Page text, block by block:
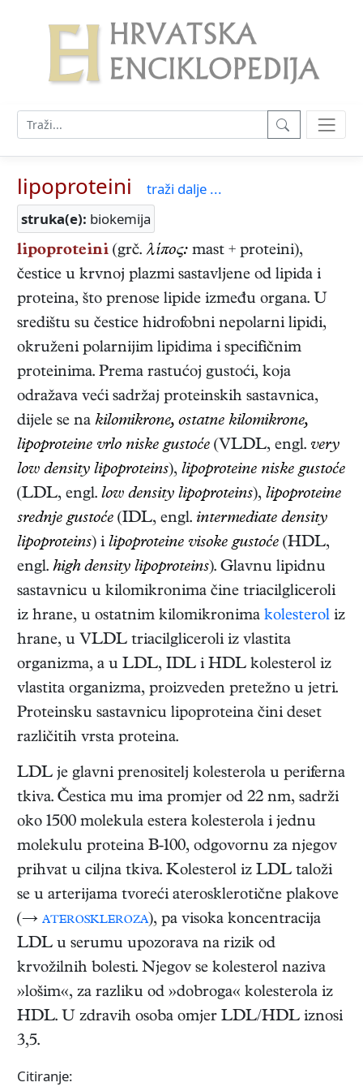
lipoproteini
traži dalje ...
struka(e): biokemija
lipoproteini (grč. λίπος: mast + proteini),
čestice u krvnoj plazmi sastavljene od lipida i
proteina, što prenose lipide između organa. U
središtu su čestice hidrofobni nepolarni lipidi,
okruženi polarnijim lipidima i specifičnim
proteinima. Prema rastućoj gustoći, koja
odražava veći sadržaj proteinskih sastavnica,
dijele se na kilomikrone, ostatne kilomikrone,
lipoproteine vrlo niske gustoće (VLDL, engl. very
low density lipoproteins), lipoproteine niske gustoće
(LDL, engl. low density lipoproteins), lipoproteine
srednje gustoće (IDL, engl. intermediate density
lipoproteins) i lipoproteine visoke gustoće (HDL,
engl. high density lipoproteins). Glavnu lipidnu
sastavnicu u kilomikronima čine triacilgliceroli
iz hrane, u ostatnim kilomikronima kolesterol iz
hrane, u VLDL triacilgliceroli iz vlastita
organizma, a u LDL, IDL i HDL kolesterol iz
vlastita organizma, proizveden pretežno u jetri.
Proteinsku sastavnicu lipoproteina čini deset
različitih vrsta proteina.
LDL je glavni prenositelj kolesterola u periferna
tkiva. Čestica mu ima promjer od 22 nm, sadrži
oko 1500 molekula estera kolesterola i jednu
molekulu proteina B-100, odgovornu za njegov
prihvat u ciljna tkiva. Kolesterol iz LDL taloži
se u arterijama tvoreći aterosklerotične plakove
(→ ateroskleroza), pa visoka koncentracija
LDL u serumu upozorava na rizik od
krvožilnih bolesti. Njegov se kolesterol naziva
»lošim«, za razliku od »dobroga« kolesterola iz
HDL. U zdravih osoba omjer LDL/HDL iznosi
3,5.
Citiranje: